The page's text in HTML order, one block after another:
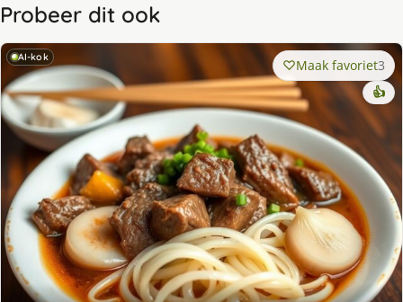
Probeer dit ook
AI-kok Maak favoriet3
👍